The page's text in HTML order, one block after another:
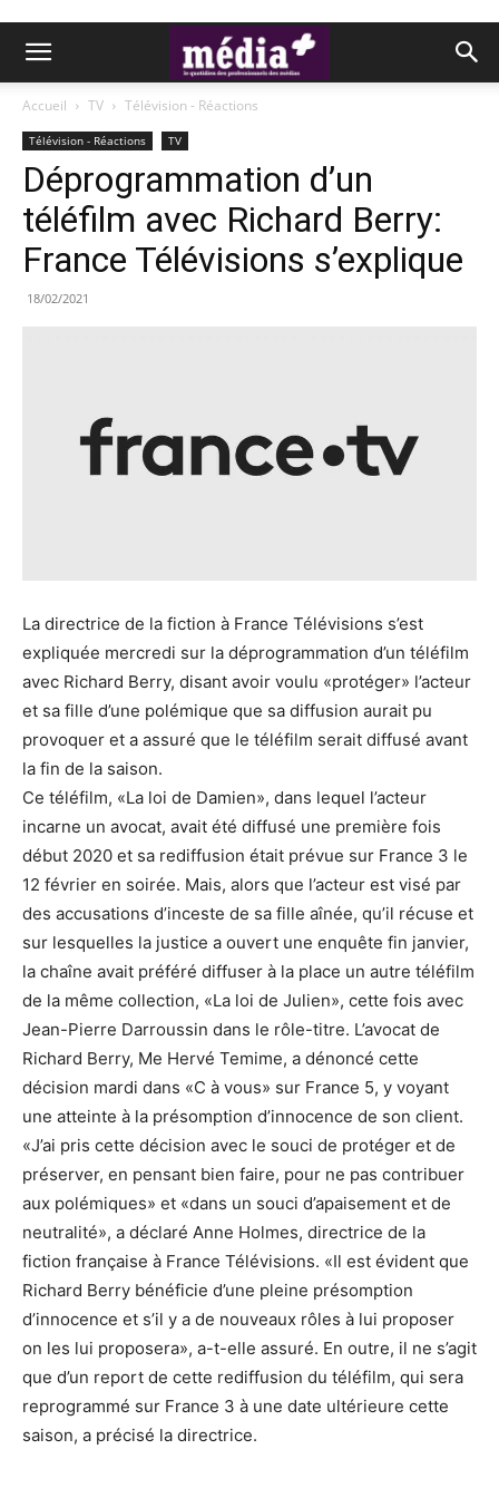
Accueil TV Télévision - Réactions
Télévision - Réactions TV
Déprogrammation d’un
téléfilm avec Richard Berry:
France Télévisions s’explique
18/02/2021
La directrice de la fiction à France Télévisions s’est
expliquée mercredi sur la déprogrammation d’un téléfilm
avec Richard Berry, disant avoir voulu «protéger» l’acteur
et sa fille d’une polémique que sa diffusion aurait pu
provoquer et a assuré que le téléfilm serait diffusé avant
la fin de la saison.
Ce téléfilm, «La loi de Damien», dans lequel l’acteur
incarne un avocat, avait été diffusé une première fois
début 2020 et sa rediffusion était prévue sur France 3 le
12 février en soirée. Mais, alors que l’acteur est visé par
des accusations d’inceste de sa fille aînée, qu’il récuse et
sur lesquelles la justice a ouvert une enquête fin janvier,
la chaîne avait préféré diffuser à la place un autre téléfilm
de la même collection, «La loi de Julien», cette fois avec
Jean-Pierre Darroussin dans le rôle-titre. L’avocat de
Richard Berry, Me Hervé Temime, a dénoncé cette
décision mardi dans «C à vous» sur France 5, y voyant
une atteinte à la présomption d’innocence de son client.
«J’ai pris cette décision avec le souci de protéger et de
préserver, en pensant bien faire, pour ne pas contribuer
aux polémiques» et «dans un souci d’apaisement et de
neutralité», a déclaré Anne Holmes, directrice de la
fiction française à France Télévisions. «Il est évident que
Richard Berry bénéficie d’une pleine présomption
d’innocence et s’il y a de nouveaux rôles à lui proposer
on les lui proposera», a-t-elle assuré. En outre, il ne s’agit
que d’un report de cette rediffusion du téléfilm, qui sera
reprogrammé sur France 3 à une date ultérieure cette
saison, a précisé la directrice.